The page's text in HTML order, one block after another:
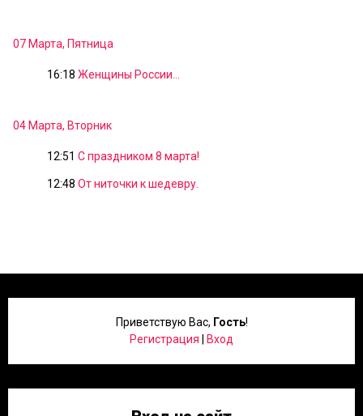
07 Марта, Пятница
16:18 Женщины России...
04 Марта, Вторник
12:51 С праздником 8 марта!
12:48 От ниточки к шедевру.
Приветствую Вас, Гость!
Регистрация
Вход